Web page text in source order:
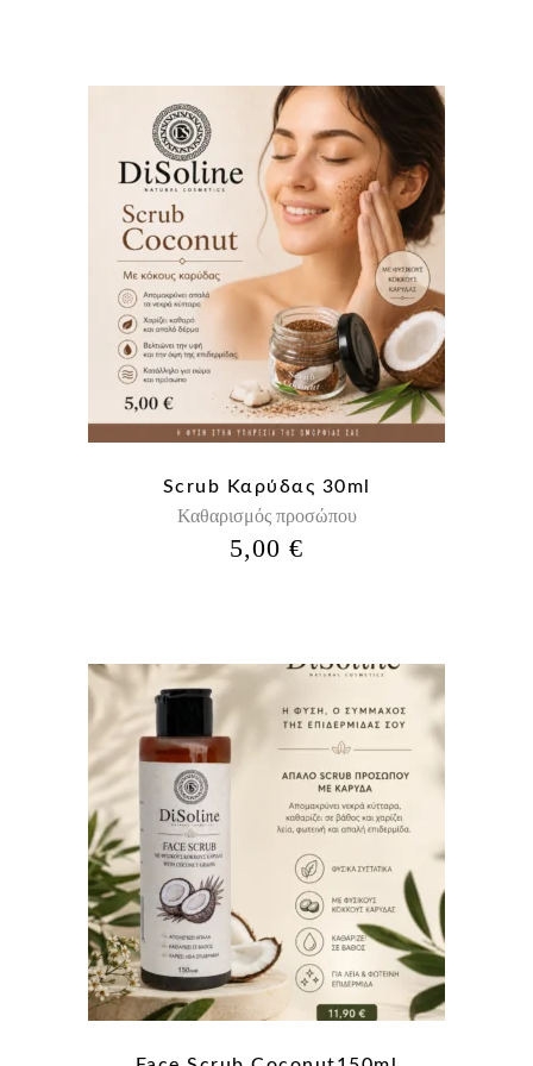
Scrub Καρύδας 30ml
Καθαρισμός προσώπου
5,00€